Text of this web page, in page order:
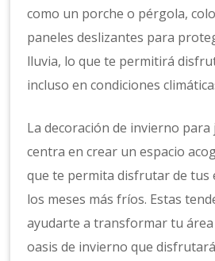
como un porche o pérgola,
paneles deslizantes para
lluvia, lo que te permitirá
incluso en condiciones
La decoración de invierno
centra en crear un espacio
que te permita disfrutar de tus
los meses más fríos. Estas
ayudarte a transformar tu
oasis de invierno que